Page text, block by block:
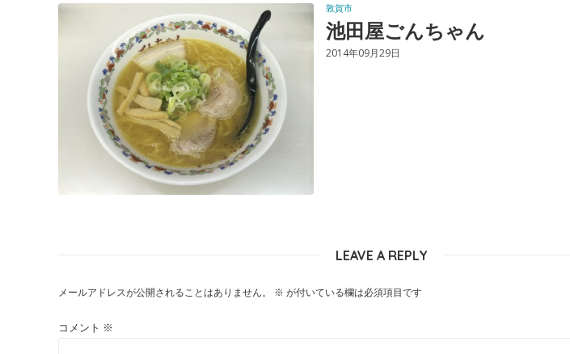
敦賀市
池田屋ごんちゃん
2014年09月29日
LEAVE A REPLY
メールアドレスが公開されることはありません。 ※ が付いている欄は必須項目です
コメント ※